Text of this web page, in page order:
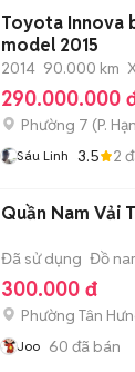
Toyota Innova
model 2015
2014 90.000 km
290.000.000
Phường 7 (P.
Sáu Linh 3.5 2
Quần Nam Vải
Đã sử dụng Đồ
300.000 đ
Phường Tân
Joo 60 đã bán